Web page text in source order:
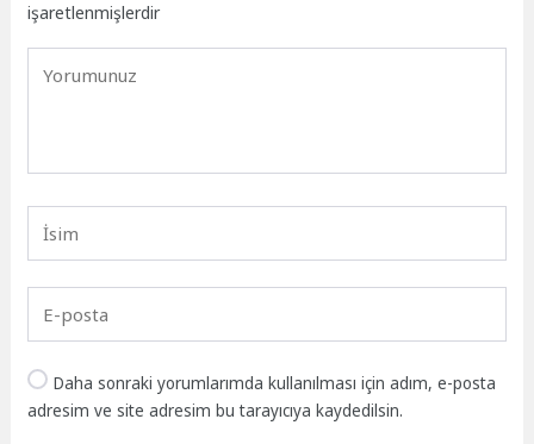
işaretlenmişlerdir
Daha sonraki yorumlarımda kullanılması için adım, e-posta
adresim ve site adresim bu tarayıcıya kaydedilsin.